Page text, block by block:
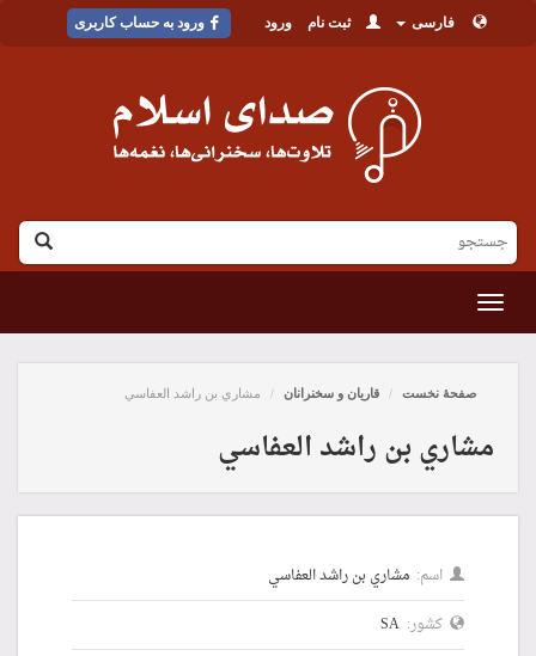
فارسی ثبت نام ورود ورود به حساب کاربری
القائمة
صفحۀ نخست قاریان و سخنرانان مشاري بن راشد العفاسي
مشاري بن راشد العفاسي
اسم: مشاري بن راشد العفاسي
کشور: SA